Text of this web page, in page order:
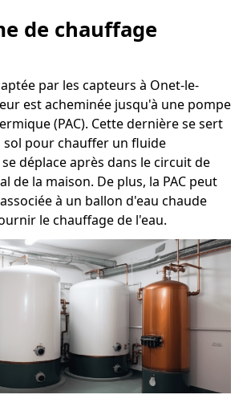
de chauffage
par les capteurs à Onet-le-
est acheminée jusqu'à une pompe
(PAC). Cette dernière se sert
sol pour chauffer un fluide
déplace après dans le circuit de
de la maison. De plus, la PAC peut
à un ballon d'eau chaude
le chauffage de l'eau.